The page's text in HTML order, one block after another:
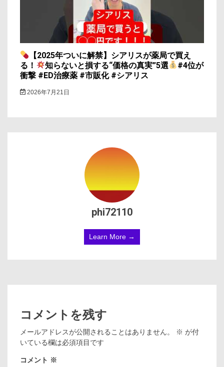
【2025年ついに解禁】シアリスが薬局で買え
る！
知らないと損する“価格の真実”5選
#4位が
衝撃 #ED治療薬 #市販化 #シアリス
2026年7月21日
phi72110
Learn More →
コメントを残す
メールアドレスが公開されることはありません。 ※ が付
いている欄は必須項目です
コメント ※